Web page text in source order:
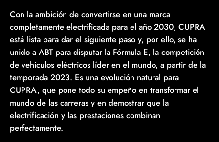
Con la ambición de convertirse en una marca
completamente electrificada para el año 2030, CUPRA
está lista para dar el siguiente paso y, por ello, se ha
unido a ABT para disputar la Fórmula E, la competición
de vehículos eléctricos líder en el mundo, a partir de la
temporada 2023. Es una evolución natural para
CUPRA, que pone todo su empeño en transformar el
mundo de las carreras y en demostrar que la
electrificación y las prestaciones combinan
perfectamente.